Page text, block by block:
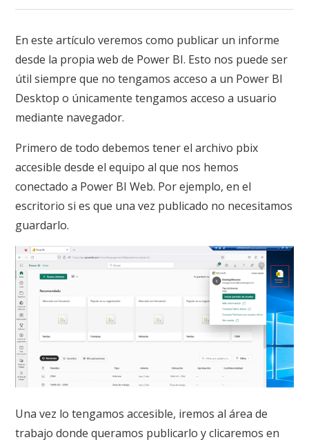
En este artículo veremos como publicar un informe
desde la propia web de Power BI. Esto nos puede ser
útil siempre que no tengamos acceso a un Power BI
Desktop o únicamente tengamos acceso a usuario
mediante navegador.
Primero de todo debemos tener el archivo pbix
accesible desde el equipo al que nos hemos
conectado a Power BI Web. Por ejemplo, en el
escritorio si es que una vez publicado no necesitamos
guardarlo.
Una vez lo tengamos accesible, iremos al área de
trabajo donde queramos publicarlo y clicaremos en